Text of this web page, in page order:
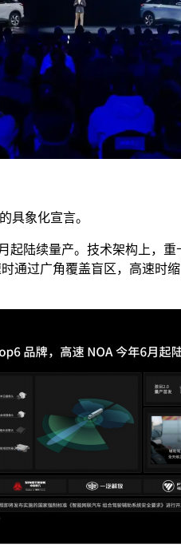
具象化宣言。
陆续量产。技术架构上，
过广角覆盖盲区，高速时